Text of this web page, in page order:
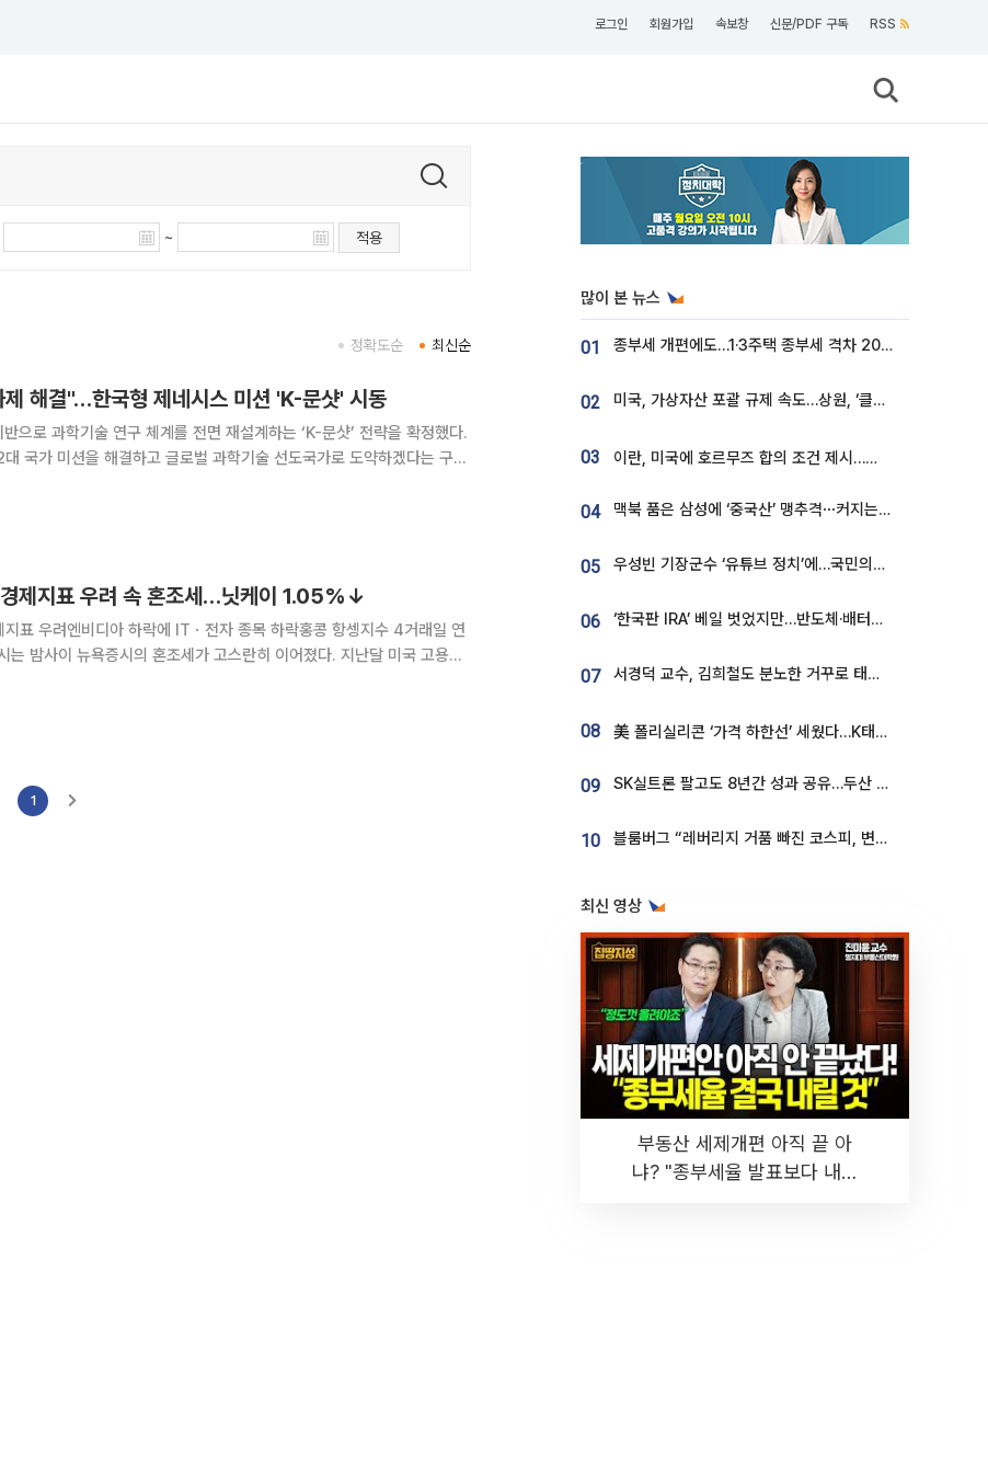
로그인 회원가입 속보창 신문/PDF 구독 RSS
~ 적용
최신순
정확도순
해결"…한국형 제네시스 미션 'K-문샷' 시동
으로 과학기술 연구 체계를 전면 재설계하는 ‘K-문샷’ 전략을 확정했다.
국가 미션을 해결하고 글로벌 과학기술 선도국가로 도약하겠다는 구상
. 국가인공지능전략위원회는 25일 제2차 전체회
제지표 우려 속 혼조세…닛케이 1.05%↓
표 우려엔비디아 하락에 ITㆍ전자 종목 하락홍콩 항셍지수 4거래일 연
1
많이 본 뉴스
01 종부세 개편에도…1·3주택 종부세 격차 2028년부터 확대
02 미국, 가상자산 포괄 규제 속도…상원, ‘클래리티법’ 9월 절차투표 추진
03 이란, 미국에 호르무즈 합의 조건 제시…美 “경기 아직 안 끝나” [종합]
04 맥북 품은 삼성에 ‘중국산’ 맹추격⋯커지는 노트북 OLED 시장
05 우성빈 기장군수 ‘유튜브 정치’에…국민의힘 군의원들 집단 반발
06 ‘한국판 IRA’ 베일 벗었지만…반도체·배터리 업계 “시행령이 관건”
07 서경덕 교수, 김희철도 분노한 거꾸로 태극기⋯"엉터리는 아냐, 아쉬울 뿐"
08 美 폴리실리콘 ‘가격 하한선’ 세웠다…K태양광 수혜 기대
09 SK실트론 팔고도 8년간 성과 공유…두산 인수대금 2.3조가 끝 아냐
10 블룸버그 “레버리지 거품 빠진 코스피, 변동성 최악 국면 지났을 가능성”
최신 영상
부동산 세제개편 아직 끝 아
냐? "종부세율 발표보다 내릴